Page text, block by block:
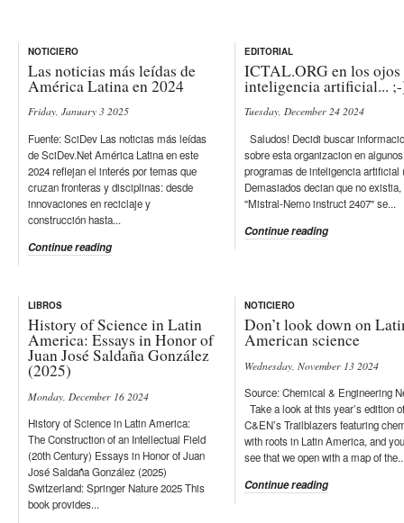
NOTICIERO
Las noticias más leídas de
América Latina en 2024
Friday, January 3 2025
Fuente: SciDev Las noticias más leídas
de SciDev.Net América Latina en este
2024 reflejan el interés por temas que
cruzan fronteras y disciplinas: desde
innovaciones en reciclaje y
construcción hasta...
Continue reading
EDITORIAL
ICTAL.ORG en los ojos
inteligencia artificial...
Tuesday, December 24 2024
Saludos! Decidi buscar
sobre esta organizacion en algunos
programas de inteligencia artificial
Demasiados decian que no existia,
"Mistral-Nemo instruct 2407" se...
Continue reading
LIBROS
History of Science in Latin
America: Essays in Honor of
Juan José Saldaña González
(2025)
Monday, December 16 2024
History of Science in Latin America:
The Construction of an Intellectual Field
(20th Century) Essays in Honor of Juan
José Saldaña González (2025)
Switzerland: Springer Nature 2025 This
book provides...
NOTICIERO
Don’t look down on
American science
Wednesday, November 13 2024
Source: Chemical & Engineering
Take a look at this year’s edition of
C&EN’s Trailblazers featuring
with roots in Latin America, and
see that we open with a map of
Continue reading